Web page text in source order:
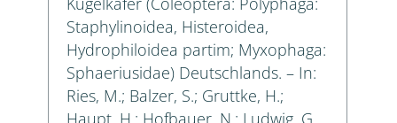
Staphylinoidea, Histeroidea,
Hydrophiloidea partim; Myxophaga:
Sphaeriusidae) Deutschlands. – In:
Ries, M.; Balzer, S.; Gruttke, H.;
Haupt, H.; Hofbauer, N.; Ludwig, G.